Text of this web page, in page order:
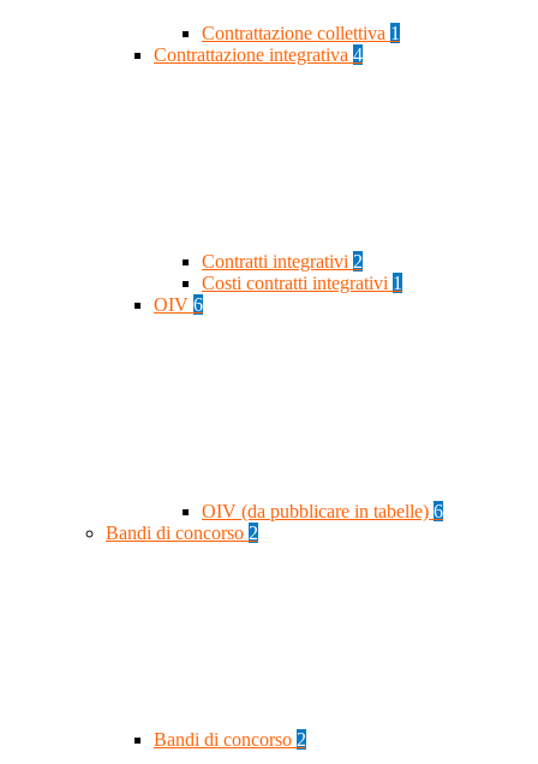
Contrattazione collettiva 1
Contrattazione integrativa 4
Contratti integrativi 2
Costi contratti integrativi 1
OIV 6
OIV (da pubblicare in tabelle) 6
Bandi di concorso 2
Bandi di concorso 2